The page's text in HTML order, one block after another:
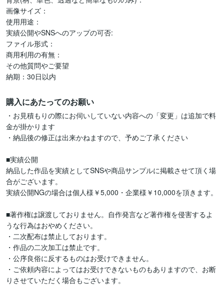
画像サイズ：
使用用途：
実績公開やSNSへのアップの可否:
ファイル形式：
商用利用の有無：
その他質問やご要望
購入にあたってのお願い
・お見積もりの際にお伺いしていない内容への「変更」は追加で料
金が掛かります
・納品後の修正は出来かねますので、予めご了承ください
■実績公開
納品した作品を実績としてSNSや商品サンプルに掲載させて頂く場
合がございます。
実績公開NGの場合は個人様￥5,000・企業様￥10,000を頂きます。
■著作権は譲渡しておりません。自作発言など著作権を侵害するよ
うな行為はおやめください。
・二次配布は禁止しております。
・作品の二次加工は禁止です。
・公序良俗に反するものはお受けできません。
・ご依頼内容によってはお受けできないものもありますので、お断
りさせていただく場合もございます。